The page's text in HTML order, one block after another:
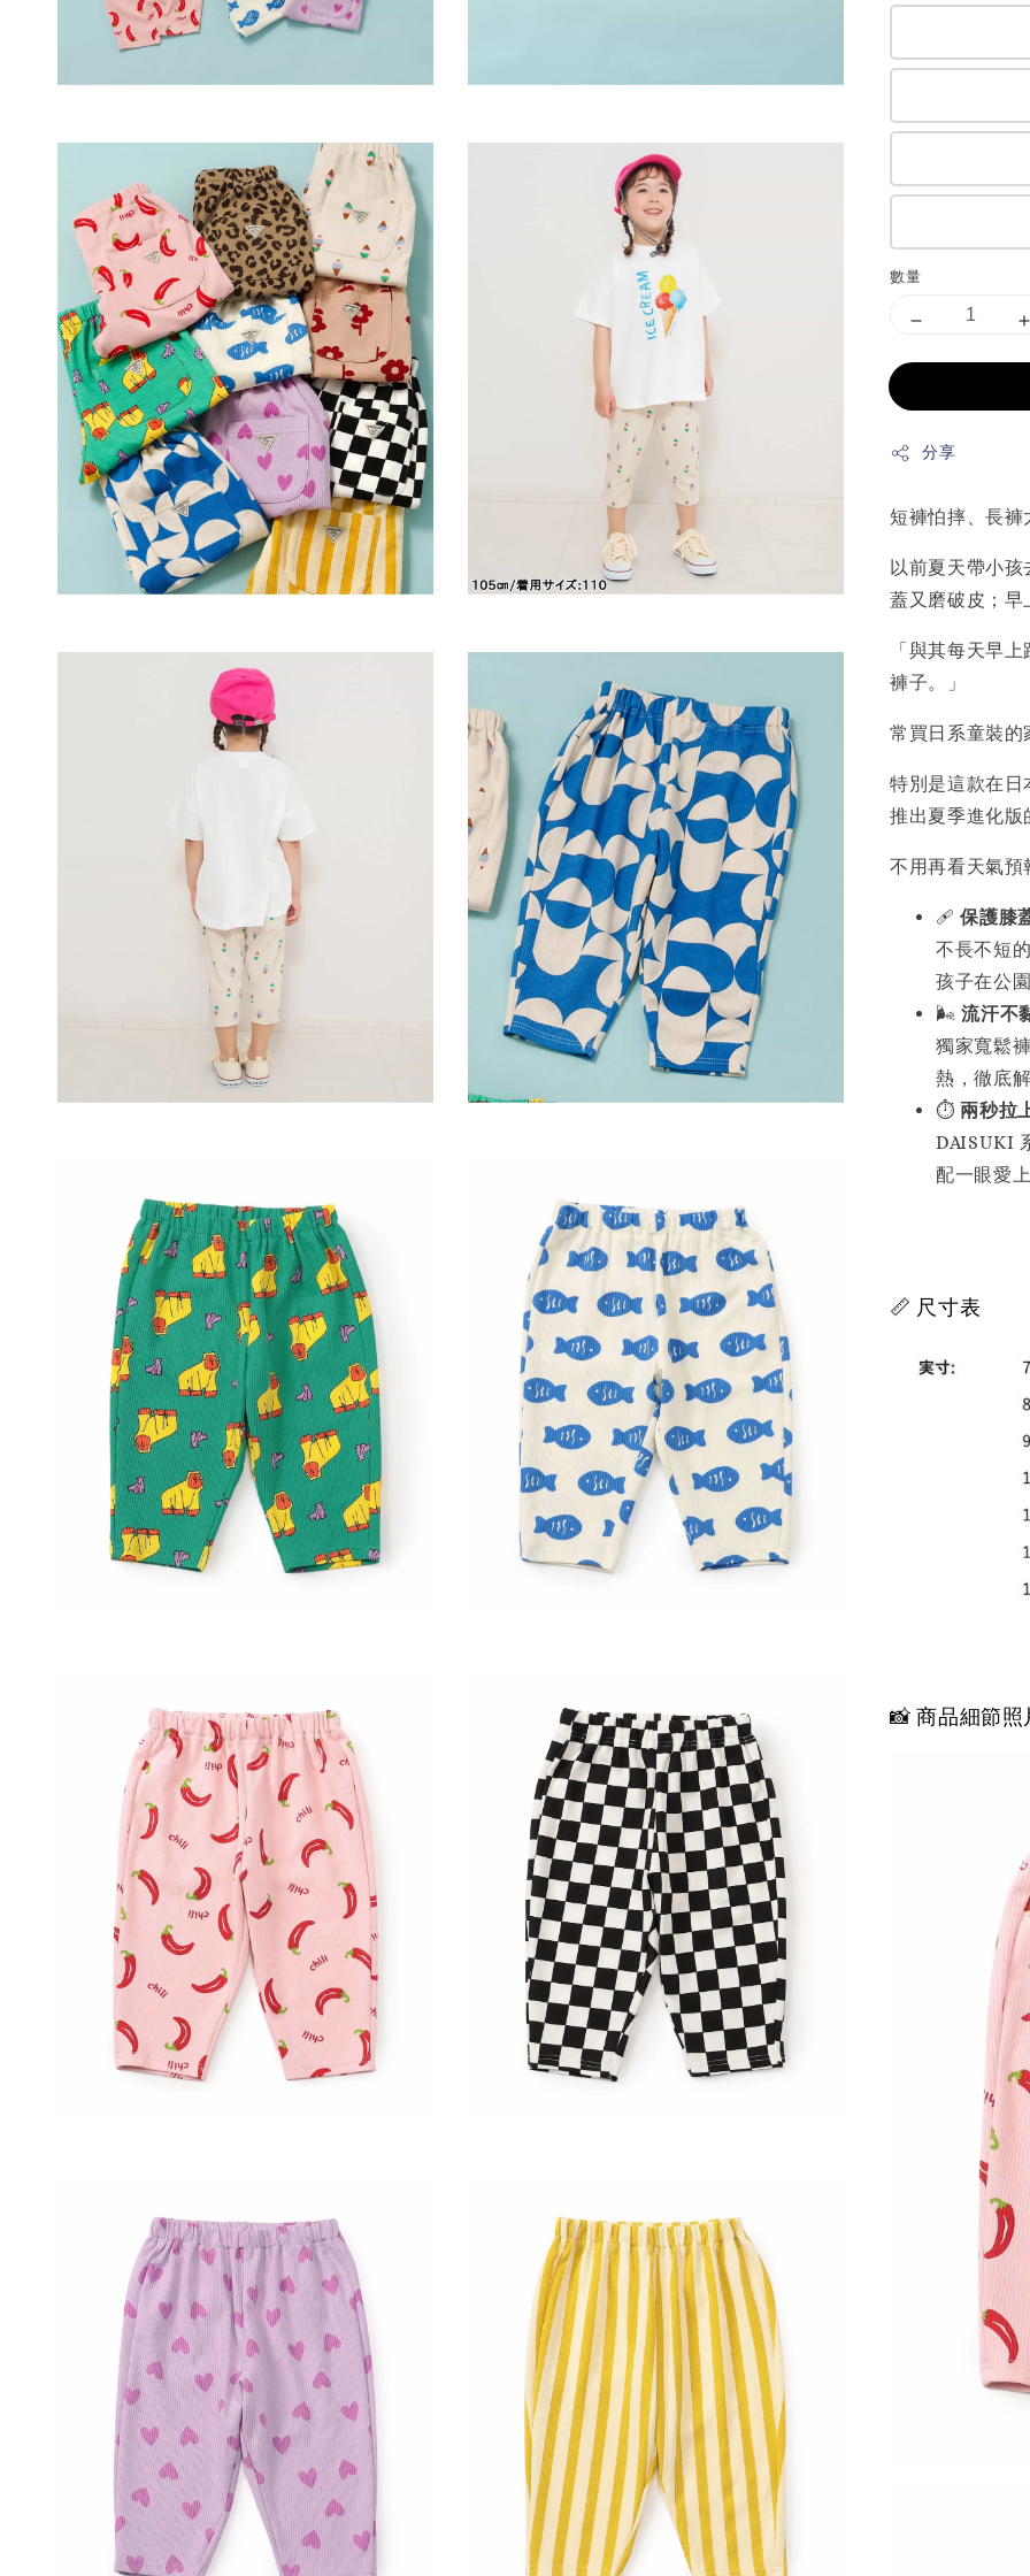
數量
分享
短褲怕摔、長
以前夏天帶小
蓋又磨破皮；
「與其每天早
褲子。」
常買日系童裝的
特別是這款在
推出夏季進化
不用再看天氣
🩹保護膝
不長不短
孩子在公
🌬️流汗不
獨家寬鬆
熱，徹底
⏱️ 兩秒拉
DAISUKI
配一眼愛
📏 尺寸表
📸 商品細節照